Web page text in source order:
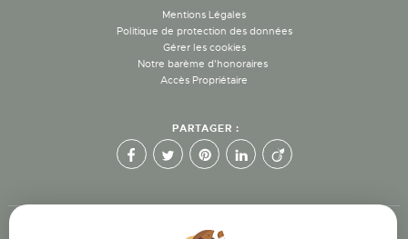
Mentions Légales
Politique de protection des données
Gérer les cookies
Notre barème d'honoraires
Accès Propriétaire
PARTAGER :